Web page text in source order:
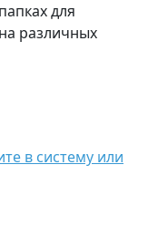
для
различных
в систему или